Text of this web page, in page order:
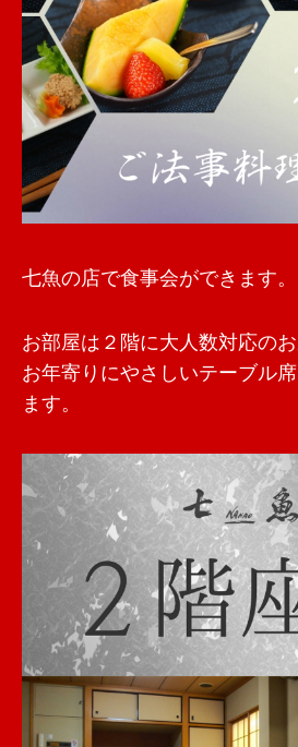
七魚の店で食事会ができます。
お部屋は２階に大人数対応の
お年寄りにやさしいテーブル
ます。